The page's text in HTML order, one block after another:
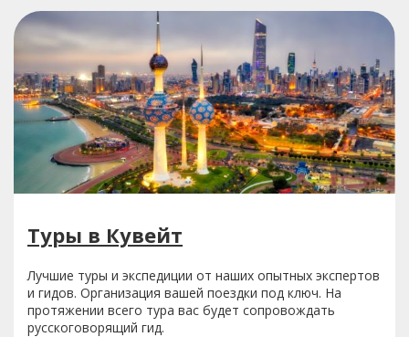
Туры в Кувейт
Лучшие туры и экспедиции от наших опытных экспертов
и гидов. Организация вашей поездки под ключ. На
протяжении всего тура вас будет сопровождать
русскоговорящий гид.